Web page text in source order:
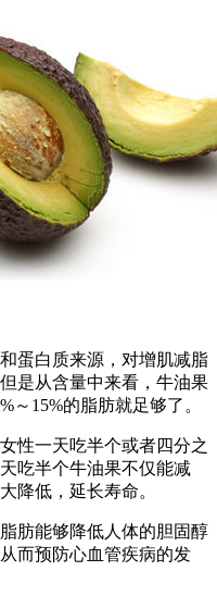
蛋白质来源，对增肌减脂
是从含量中来看，牛油果
～15%的脂肪就足够了。
性一天吃半个或者四分之
吃半个牛油果不仅能减
降低，延长寿命。
肪能够降低人体的胆固醇
而预防心血管疾病的发